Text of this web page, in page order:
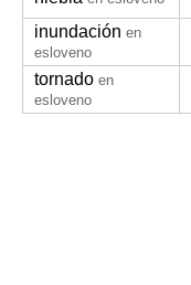
inundación en
esloveno
tornado en
esloveno